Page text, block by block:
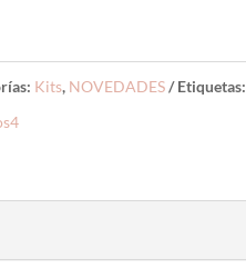
Kits, NOVEDADES Etiquetas: